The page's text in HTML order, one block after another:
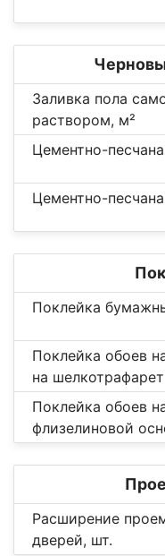
Заливка пола
раствором, м²
Цементно-
Цементно-
Поклейка
Поклейка обоев
на
Поклейка обоев
флизелиновой
Расширение
дверей, шт.